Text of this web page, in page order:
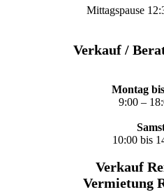
Mittagspause
Verkauf /
Montag
9:00 –
10:00 bis
Verkauf
Vermietung